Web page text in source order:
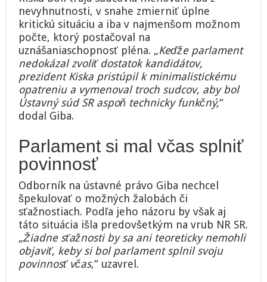
nevyhnutnosti, v snahe zmierniť úplne
kritickú situáciu a iba v najmenšom možnom
počte, ktorý postačoval na
uznášaniaschopnosť pléna. „Keďže parlament
nedokázal zvoliť dostatok kandidátov,
prezident Kiska pristúpil k minimalistickému
opatreniu a vymenoval troch sudcov, aby bol
Ústavný súd SR aspoň technicky funkčný,“
dodal Giba.
Parlament si mal včas splniť
povinnosť
Odborník na ústavné právo Giba nechcel
špekulovať o možných žalobách či
sťažnostiach. Podľa jeho názoru by však aj
táto situácia išla predovšetkým na vrub NR SR.
„Žiadne sťažnosti by sa ani teoreticky nemohli
objaviť, keby si bol parlament splnil svoju
povinnosť včas,“ uzavrel.